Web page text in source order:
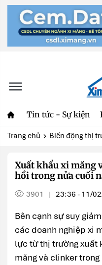
Tin tức - Sự kiện
Trang chủ Biến động thị
Xuất khẩu xi măng
hồi trong nửa cuối
3901 | 23:36 - 11/
Bên cạnh sự suy
các doanh nghiệp xi
lực từ thị trường xuất
măng và clinker